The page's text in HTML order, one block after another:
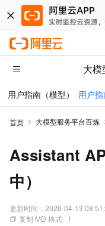
大
用户指南（模型） 用户指
首页 大模型服务平台百炼
Assistant
中）
更新时间： 2026-04-13
复制 MD 格式